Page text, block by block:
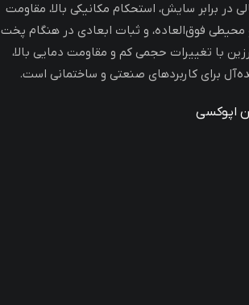
در برابر سایش، استحکام مکانیکی بالا، مقاومت
فوق‌العاده، و ثبات ابعادی در هنگام پخت
با تغییرات حجمی کم و مقاومت دمایی بالا،
برای کاربردهای صنعتی و ساختمانی است.
اپوکسی